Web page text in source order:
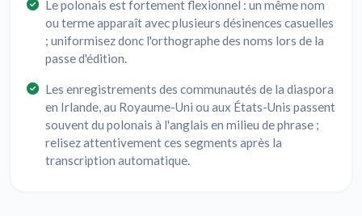
Le polonais est fortement flexionnel : un même nom
ou terme apparaît avec plusieurs désinences casuelles
; uniformisez donc l'orthographe des noms lors de la
passe d'édition.
Les enregistrements des communautés de la diaspora
en Irlande, au Royaume-Uni ou aux États-Unis passent
souvent du polonais à l'anglais en milieu de phrase ;
relisez attentivement ces segments après la
transcription automatique.